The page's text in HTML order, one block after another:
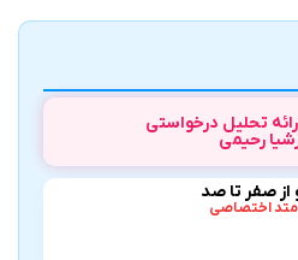
تحلیل درخواستی
رحیمی
از صفر تا صد
متد اختصاصی